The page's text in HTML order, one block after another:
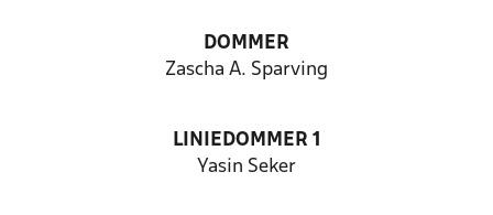
DOMMER
Zascha A. Sparving
LINIEDOMMER 1
Yasin Seker